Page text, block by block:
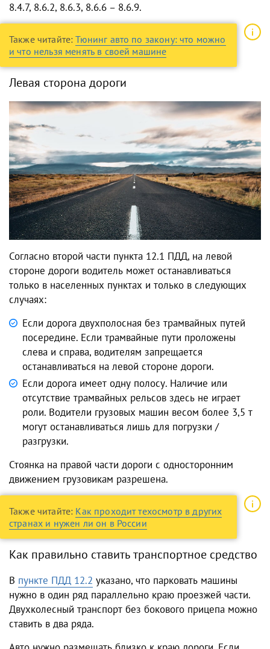
8.4.7, 8.6.2, 8.6.3, 8.6.6 – 8.6.9.
Также читайте:Тюнинг авто по закону: что можно
и что нельзя менять в своей машине
Левая сторона дороги
Согласно второй части пункта 12.1 ПДД, на левой
стороне дороги водитель может останавливаться
только в населенных пунктах и только в следующих
случаях:
Если дорога двухполосная без трамвайных путей
посередине. Если трамвайные пути проложены
слева и справа, водителям запрещается
останавливаться на левой стороне дороги.
Если дорога имеет одну полосу. Наличие или
отсутствие трамвайных рельсов здесь не играет
роли. Водители грузовых машин весом более 3,5 т
могут останавливаться лишь для погрузки /
разгрузки.
Стоянка на правой части дороги с односторонним
движением грузовикам разрешена.
Также читайте: Как проходит техосмотр в других
странах и нужен ли он в России
Как правильно ставить транспортное средство
В пункте ПДД 12.2 указано, что парковать машины
нужно в один ряд параллельно краю проезжей части.
Двухколесный транспорт без бокового прицепа можно
ставить в два ряда.